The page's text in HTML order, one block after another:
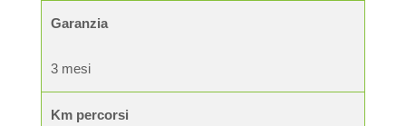
Garanzia
3 mesi
Km percorsi